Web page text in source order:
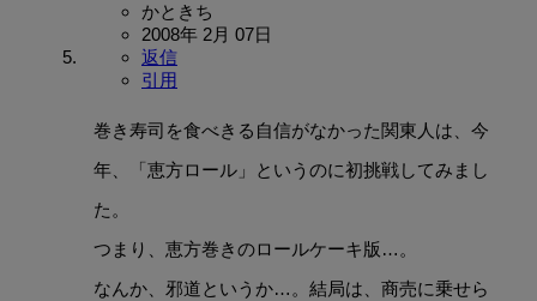
かときち
2008年 2月 07日
返信
引用
巻き寿司を食べきる自信がなかった関東人は、今
年、「恵方ロール」というのに初挑戦してみまし
た。
つまり、恵方巻きのロールケーキ版…。
なんか、邪道というか…。結局は、商売に乗せら